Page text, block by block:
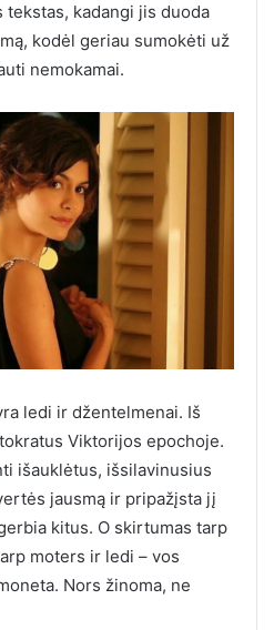
kadangi jis duoda
kodėl geriau sumokėti už
nemokamai.
ledi ir džentelmenai. Iš
Viktorijos epochoje.
išauklėtus, išsilavinusius
jausmą ir pripažįsta jį
kitus. O skirtumas tarp
moters ir ledi – vos
Nors žinoma, ne